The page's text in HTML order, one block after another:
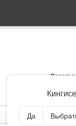
Да
Время